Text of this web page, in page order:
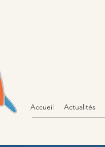
Accueil Actualités